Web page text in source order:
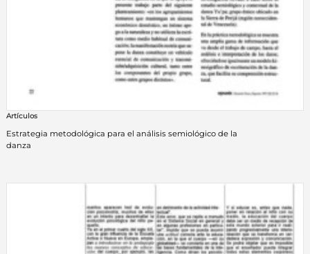
Artículos
Estrategia metodológica para el análisis semiológico de la
danza